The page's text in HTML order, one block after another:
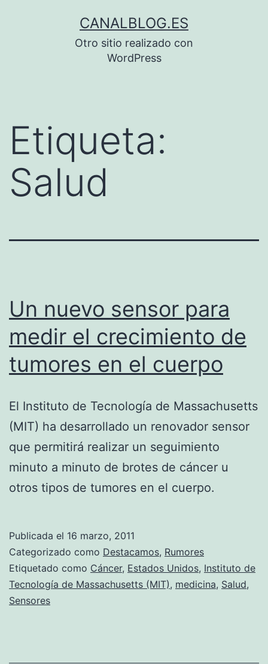
CANALBLOG.ES
Otro sitio realizado con
WordPress
Etiqueta:
Salud
Un nuevo sensor para
medir el crecimiento de
tumores en el cuerpo
El Instituto de Tecnología de Massachusetts
(MIT) ha desarrollado un renovador sensor
que permitirá realizar un seguimiento
minuto a minuto de brotes de cáncer u
otros tipos de tumores en el cuerpo.
Publicada el 16 marzo, 2011
Categorizado como Destacamos, Rumores
Etiquetado como Cáncer, Estados Unidos, Instituto de
Tecnología de Massachusetts (MIT), medicina, Salud,
Sensores